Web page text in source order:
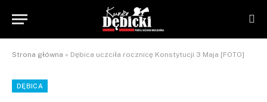
Strona główna » Dębica uczciła rocznicę Konstytucji 3 Maja [FOTO]
DĘBICA